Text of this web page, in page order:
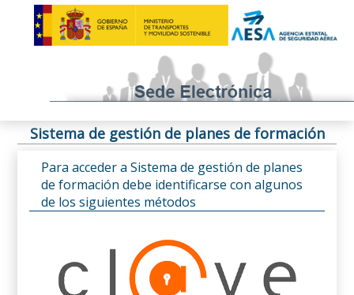
Sistema de gestión de planes de formación
Para acceder a Sistema de gestión de planes
de formación debe identificarse con algunos
de los siguientes métodos